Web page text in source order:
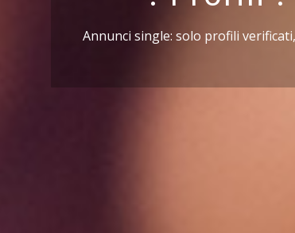
Annunci single: solo profili